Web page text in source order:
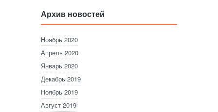
Архив новостей
Ноябрь 2020
Апрель 2020
Январь 2020
Декабрь 2019
Ноябрь 2019
Август 2019